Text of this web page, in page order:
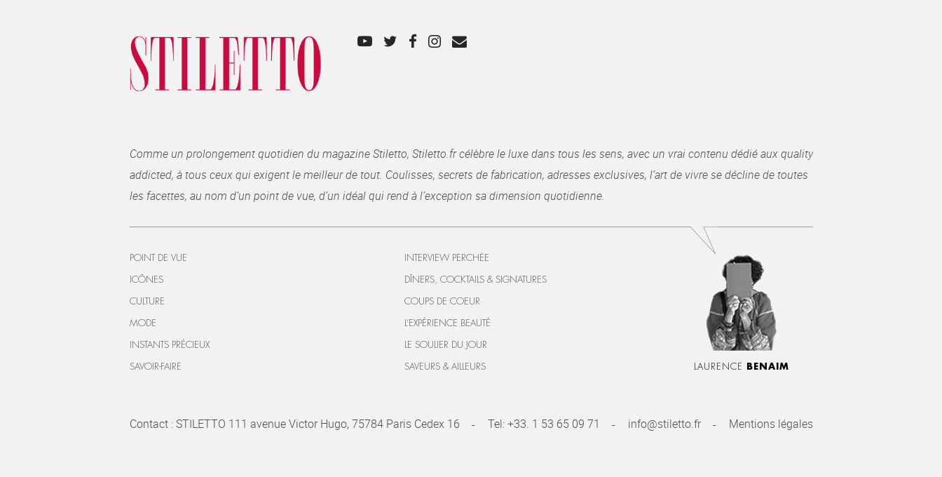
Comme un prolongement quotidien du magazine Stiletto, Stiletto.fr célèbre le luxe dans tous les sens, avec un vrai contenu dédié aux quality
addicted, à tous ceux qui exigent le meilleur de tout. Coulisses, secrets de fabrication, adresses exclusives, l’art de vivre se décline de toutes
les facettes, au nom d’un point de vue, d’un idéal qui rend à l’exception sa dimension quotidienne.
LAURENCE BENAIM
POINT DE VUE
ICÔNES
CULTURE
MODE
INSTANTS PRÉCIEUX
SAVOIR-FAIRE
INTERVIEW PERCHÉE
DÎNERS, COCKTAILS & SIGNATURES
COUPS DE COEUR
L’EXPÉRIENCE BEAUTÉ
LE SOULIER DU JOUR
SAVEURS & AILLEURS
Contact : STILETTO 111 avenue Victor Hugo, 75784 Paris Cedex 16 Tel:+33. 1 53 65 09 71 info@stiletto.fr Mentions légales